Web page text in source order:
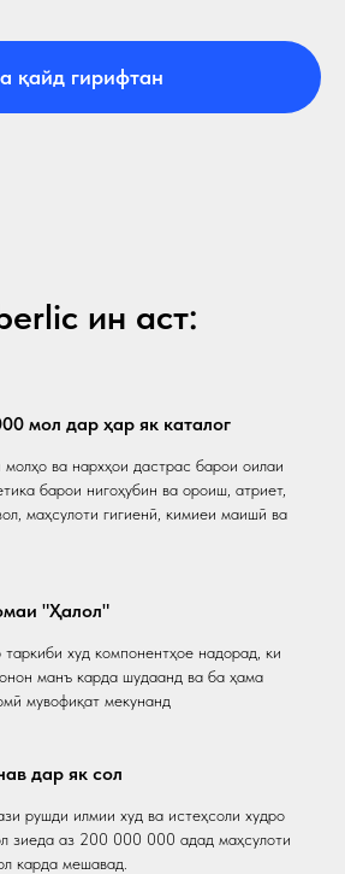
қайд гирифтан
ин аст:
мол дар ҳар як каталог
ва нархҳои дастрас барои оилаи
барои нигоҳубин ва ороиш, атриет,
маҳсулоти гигиенӣ, кимиеи маишӣ ва
"Ҳалол"
худ компонентҳое надорад, ки
манъ карда шудаанд ва ба ҳама
мувофиқат мекунанд
дар як сол
рушди илмии худ ва истеҳсоли худро
зиеда аз 200 000 000 адад маҳсулоти
карда мешавад.